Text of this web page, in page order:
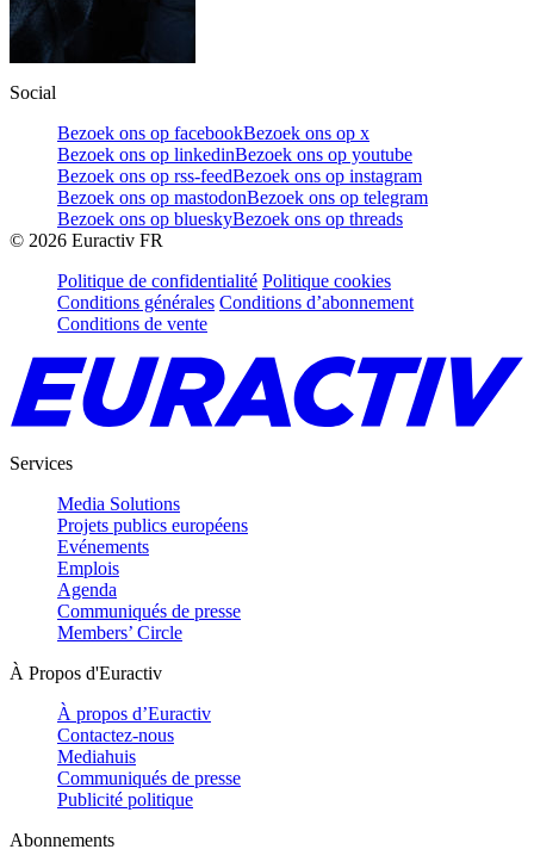
Social
Bezoek ons op facebookBezoek ons op x
Bezoek ons op linkedinBezoek ons op youtube
Bezoek ons op rss-feedBezoek ons op instagram
Bezoek ons op mastodonBezoek ons op telegram
Bezoek ons op blueskyBezoek ons op threads
© 2026 Euractiv FR
Politique de confidentialité Politique cookies
Conditions générales Conditions d’abonnement
Conditions de vente
Services
Media Solutions
Projets publics européens
Evénements
Emplois
Agenda
Communiqués de presse
Members’ Circle
À Propos d'Euractiv
À propos d’Euractiv
Contactez-nous
Mediahuis
Communiqués de presse
Publicité politique
Abonnements